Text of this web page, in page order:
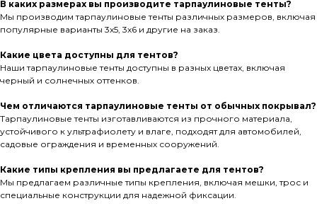
В каких размерах вы производите тарпаулиновые тенты?
Мы производим тарпаулиновые тенты различных размеров, включая
популярные варианты 3x5, 3x6 и другие на заказ.
Какие цвета доступны для тентов?
Наши тарпаулиновые тенты доступны в разных цветах, включая
черный и солнечных оттенков.
Чем отличаются тарпаулиновые тенты от обычных покрывал?
Тарпаулиновые тенты изготавливаются из прочного материала,
устойчивого к ультрафиолету и влаге, подходят для автомобилей,
садовые ограждения и временных сооружений.
Какие типы крепления вы предлагаете для тентов?
Мы предлагаем различные типы крепления, включая мешки, трос и
специальные конструкции для надежной фиксации.